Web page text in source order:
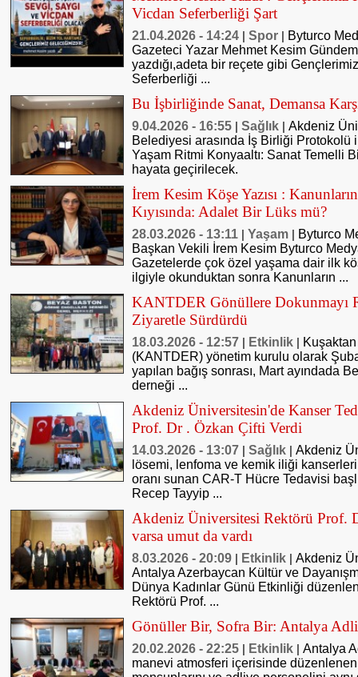
Vicdan Seferberliği Şart
21.04.2026 - 14:24 Spor
Byturco
Gazeteci Yazar Mehmet Kesim
yazdığı,adeta bir reçete gibi
Seferberliği ...
Bu İşbirliğinde Sanat, Demansa
9.04.2026 - 16:55 Sağlık
Akdeniz
Belediyesi arasında İş Birliği Protokolü
Yaşam Ritmi Konyaaltı: Sanat Temelli
hayata geçirilecek.
İrem Kesim Köşe Yazısı :
Kıyısında: Adalet Bir Lüks mü?
28.03.2026 - 13:11 Yaşam
Byturco
Başkan Vekili İrem Kesim Byturco
Gazetelerde çok özel yaşama dair ilk
ilgiyle okunduktan sonra Kanunların ...
KANTDER Gönüllere Dokunmayı
Ziyaretle Sürdürdü
18.03.2026 - 12:57 Etkinlik
(KANTDER) yönetim kurulu olarak
yapılan bağış sonrası, Mart ayındada
derneği ...
Akdeniz Üniversitesin'de Kanser
Prof. Dr . Özkan Çifti Verdi
14.03.2026 - 13:07 Sağlık
Akdeniz
lösemi, lenfoma ve kemik iliği
oranı sunan CAR-T Hücre Tedavisi
Recep Tayyip ...
Akdeniz Üniversitesi Rektörü Prof.
varsa umut da vardı
8.03.2026 - 20:09 Etkinlik
Akdeniz
Antalya Azerbaycan Kültür ve
Dünya Kadınlar Günü Etkinliği
Rektörü Prof. ...
Gönüller Bir, Sofra Bir: Antalya
20.02.2026 - 22:25 Etkinlik
Antalya
manevi atmosferi içerisinde düzenlenen